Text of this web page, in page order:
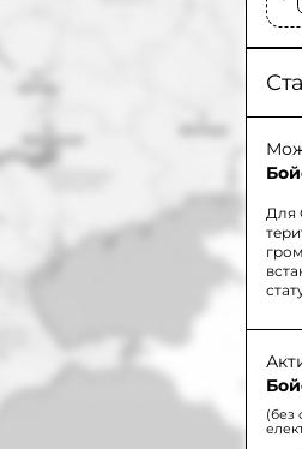
Для
(без